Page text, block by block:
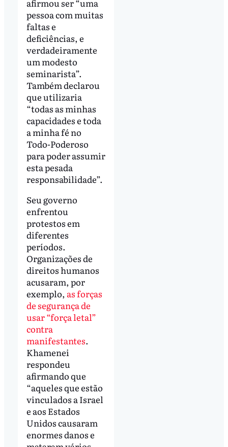
afirmou ser “uma
pessoa com muitas
faltas e
deficiências, e
verdadeiramente
um modesto
seminarista”.
Também declarou
que utilizaria
“todas as minhas
capacidades e toda
a minha fé no
Todo-Poderoso
para poder assumir
esta pesada
responsabilidade”.
Seu governo
enfrentou
protestos em
diferentes
períodos.
Organizações de
direitos humanos
acusaram, por
exemplo, as forças
de segurança de
usar “força letal”
contra
manifestantes.
Khamenei
respondeu
afirmando que
“aqueles que estão
vinculados a Israel
e aos Estados
Unidos causaram
enormes danos e